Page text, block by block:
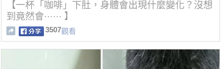
【一杯「咖啡」下肚，身體會出現什麼變化？沒想
到竟然會······ 】
3507觀看